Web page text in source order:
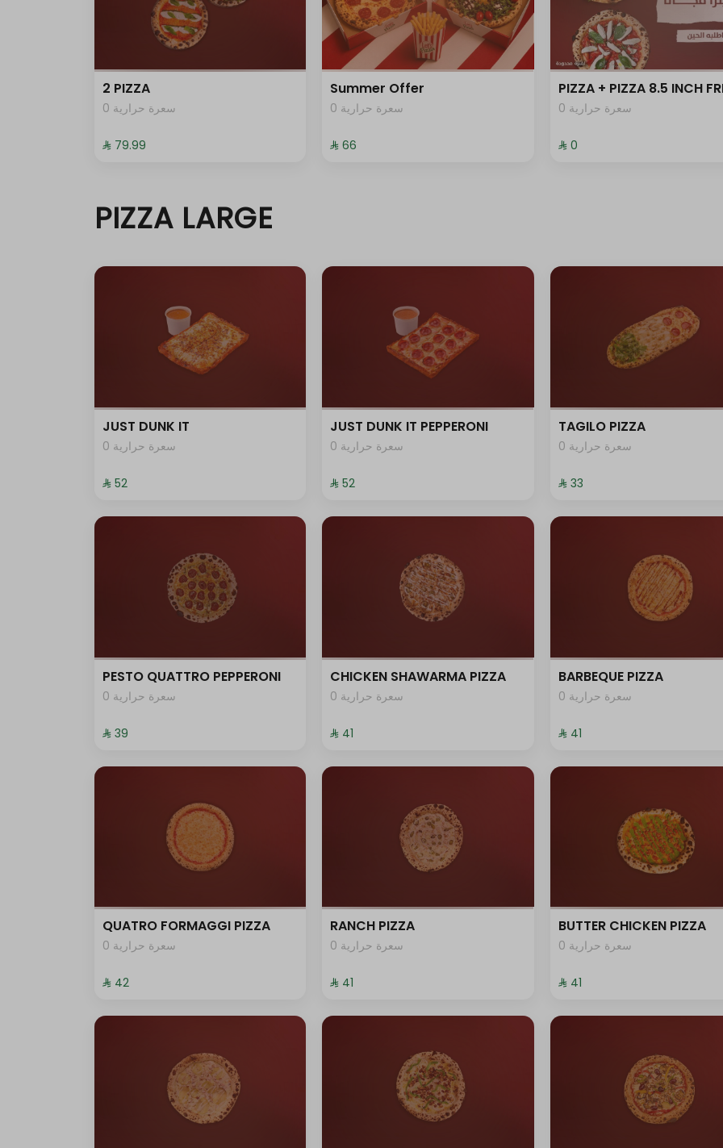
2 PIZZA
0 سعرة حرارية
⁨⁦‪‬ 79.99⁩
Summer Offer
0 سعرة حرارية
⁨⁦‪‬ 66⁩
PIZZA + PIZZA 8.5 INCH
0 سعرة حرارية
⁨⁦‪‬ 0⁩
PIZZA LARGE
JUST DUNK IT
0 سعرة حرارية
⁨⁦‪‬ 52⁩
JUST DUNK IT PEPPERONI
0 سعرة حرارية
⁨⁦‪‬ 52⁩
TAGILO PIZZA
0 سعرة حرارية
⁨⁦‪‬ 33⁩
PESTO QUATTRO PEPPERONI
0 سعرة حرارية
⁨⁦‪‬ 39⁩
CHICKEN SHAWARMA PIZZA
0 سعرة حرارية
⁨⁦‪‬ 41⁩
BARBEQUE PIZZA
0 سعرة حرارية
⁨⁦‪‬ 41⁩
QUATRO FORMAGGI PIZZA
0 سعرة حرارية
⁨⁦‪‬ 42⁩
RANCH PIZZA
0 سعرة حرارية
⁨⁦‪‬ 41⁩
BUTTER CHICKEN PIZZA
0 سعرة حرارية
⁨⁦‪‬ 41⁩